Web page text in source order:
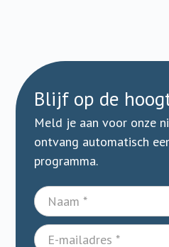
Blijf op de
Meld je aan voor onze
ontvang automatisch
programma.